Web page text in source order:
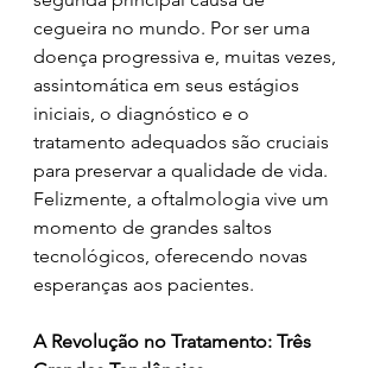
cegueira no mundo. Por ser uma
doença progressiva e, muitas vezes,
assintomática em seus estágios
iniciais, o diagnóstico e o
tratamento adequados são cruciais
para preservar a qualidade de vida.
Felizmente, a oftalmologia vive um
momento de grandes saltos
tecnológicos, oferecendo novas
esperanças aos pacientes.
A Revolução no Tratamento: Três